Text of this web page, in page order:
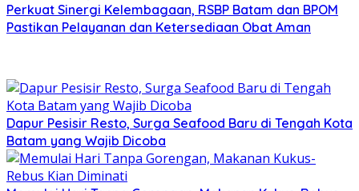
Perkuat Sinergi Kelembagaan, RSBP Batam dan BPOM
Pastikan Pelayanan dan Ketersediaan Obat Aman
Dapur Pesisir Resto, Surga Seafood Baru di Tengah Kota
Batam yang Wajib Dicoba